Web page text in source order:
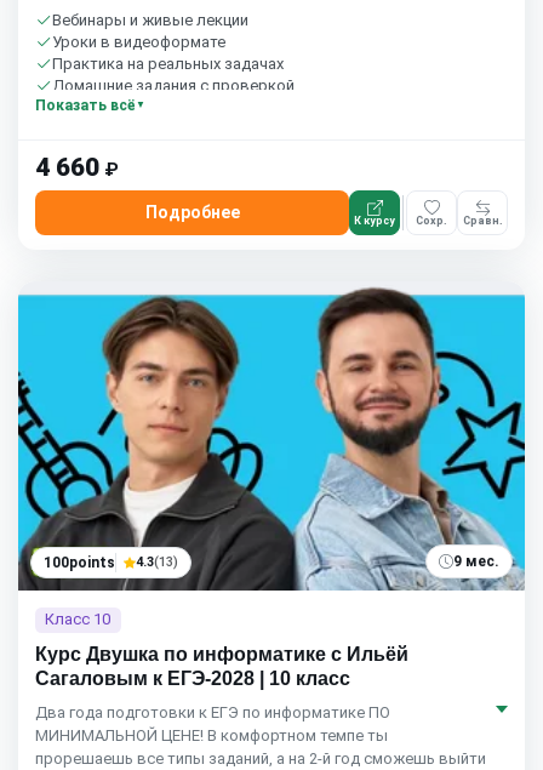
Вебинары и живые лекции
Уроки в видеоформате
Практика на реальных задачах
Домашние задания с проверкой
Сообщество студентов
Показать всё
4 660 ₽
Подробнее К курсу Сохр. Сравн.
100points 4.3(13) 9 мес.
Класс 10
Курс Двушка по информатике с Ильёй
Сагаловым к ЕГЭ-2028 | 10 класс
Два года подготовки к ЕГЭ по информатике ПО
МИНИМАЛЬНОЙ ЦЕНЕ! В комфортном темпе ты
прорешаешь все типы заданий, а на 2-й год сможешь выйти